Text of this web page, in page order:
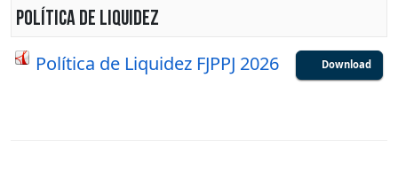
Política de liquidez
Política de Liquidez FJPPJ 2026 Download